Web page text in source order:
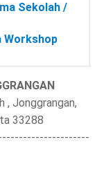
Sekolah /
Workshop
, Jonggrangan,
33288